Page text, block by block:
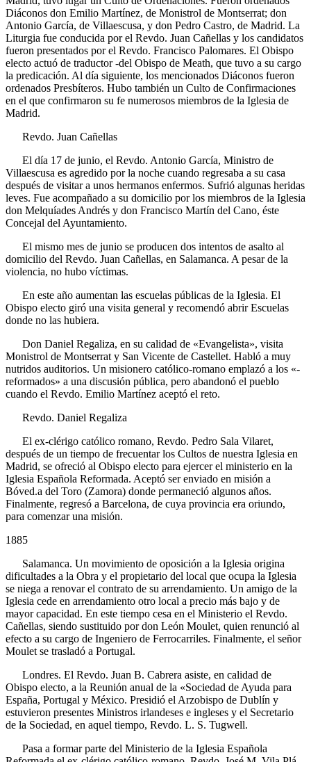
Diáconos don Emilio Martínez, de Monistrol de Montserrat; don
Antonio García, de Villaescusa, y don Pedro Castro, de Madrid. La
Liturgia fue conducida por el Revdo. Juan Cañellas y los candidatos
fueron presentados por el Revdo. Francisco Palomares. El Obispo
electo actuó de traductor -del Obispo de Meath, que tuvo a su cargo
la predicación. Al día siguiente, los mencionados Diáconos fueron
ordenados Presbíteros. Hubo también un Culto de Confirmaciones
en el que confirmaron su fe numerosos miembros de la Iglesia de
Madrid.
Revdo. Juan Cañellas
El día 17 de junio, el Revdo. Antonio García, Ministro de
Villaescusa es agredido por la noche cuando regresaba a su casa
después de visitar a unos hermanos enfermos. Sufrió algunas heridas
leves. Fue acompañado a su domicilio por los miembros de la Iglesia
don Melquíades Andrés y don Francisco Martín del Cano, éste
Concejal del Ayuntamiento.
El mismo mes de junio se producen dos intentos de asalto al
domicilio del Revdo. Juan Cañellas, en Salamanca. A pesar de la
violencia, no hubo víctimas.
En este año aumentan las escuelas públicas de la Iglesia. El
Obispo electo giró una visita general y recomendó abrir Escuelas
donde no las hubiera.
Don Daniel Regaliza, en su calidad de «Evangelista», visita
Monistrol de Montserrat y San Vicente de Castellet. Habló a muy
nutridos auditorios. Un misionero católico-romano emplazó a los «-
reformados» a una discusión pública, pero abandonó el pueblo
cuando el Revdo. Emilio Martínez aceptó el reto.
Revdo. Daniel Regaliza
El ex-clérigo católico romano, Revdo. Pedro Sala Vilaret,
después de un tiempo de frecuentar los Cultos de nuestra Iglesia en
Madrid, se ofreció al Obispo electo para ejercer el ministerio en la
Iglesia Española Reformada. Aceptó ser enviado en misión a
Bóved.a del Toro (Zamora) donde permaneció algunos años.
Finalmente, regresó a Barcelona, de cuya provincia era oriundo,
para comenzar una misión.
1885
Salamanca. Un movimiento de oposición a la Iglesia origina
dificultades a la Obra y el propietario del local que ocupa la Iglesia
se niega a renovar el contrato de su arrendamiento. Un amigo de la
Iglesia cede en arrendamiento otro local a precio más bajo y de
mayor capacidad. En este tiempo cesa en el Ministerio el Revdo.
Cañellas, siendo sustituido por don León Moulet, quien renunció al
efecto a su cargo de Ingeniero de Ferrocarriles. Finalmente, el señor
Moulet se trasladó a Portugal.
Londres. El Revdo. Juan B. Cabrera asiste, en calidad de
Obispo electo, a la Reunión anual de la «Sociedad de Ayuda para
España, Portugal y México. Presidió el Arzobispo de Dublín y
estuvieron presentes Ministros irlandeses e ingleses y el Secretario
de la Sociedad, en aquel tiempo, Revdo. L. S. Tugwell.
Pasa a formar parte del Ministerio de la Iglesia Española